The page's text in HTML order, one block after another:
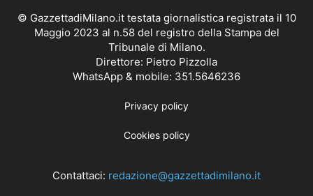
© GazzettadiMilano.it testata giornalistica registrata il 10
Maggio 2023 al n.58 del registro della Stampa del
Tribunale di Milano.
Direttore: Pietro Pizzolla
WhatsApp & mobile: 351.5646236
Privacy policy
Cookies policy
Contattaci: redazione@gazzettadimilano.it